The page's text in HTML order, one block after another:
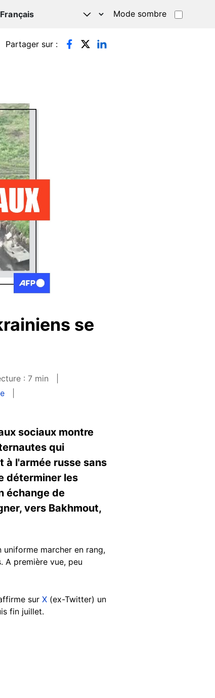
Mode sombre
Partager sur :
se
: 7 min
sociaux montre
qui
l'armée russe sans
déterminer les
échange de
vers Bakhmout,
marcher en rang,
A première vue, peu
sur X (ex-Twitter) un
fin juillet.